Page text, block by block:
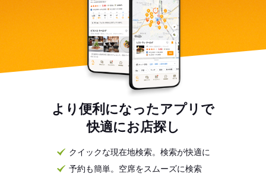
より便利になったアプリで
快適にお店探し
クイックな現在地検索。検索が快適に
予約も簡単。空席をスムーズに検索